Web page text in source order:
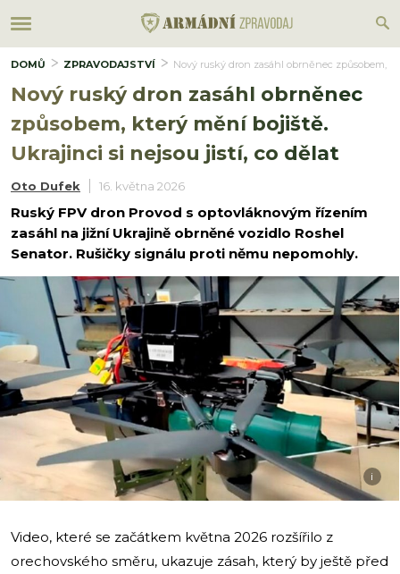
DOMŮ ZPRAVODAJSTVÍ Nový ruský dron zasáhl obrněnec způsobem,
Nový ruský dron zasáhl obrněnec
způsobem, který mění bojiště.
Ukrajinci si nejsou jistí, co dělat
Oto Dufek 16. května 2026
Ruský FPV dron Provod s optovláknovým řízením
zasáhl na jižní Ukrajině obrněné vozidlo Roshel
Senator. Rušičky signálu proti němu nepomohly.
i
Video, které se začátkem května 2026 rozšířilo z
orechovského směru, ukazuje zásah, který by ještě před